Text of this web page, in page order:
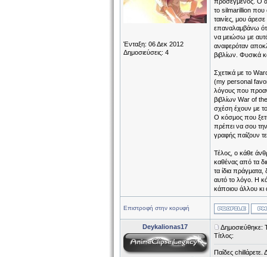
Ένταξη: 06 Δεκ 2012
Δημοσιεύσεις: 4
το silmarillion που
ταινίες, μου
επαναλαμβάνω
να μειώσω με
αναφερόταν
βιβλίων. Φυσικά
Σχετικά με το
(my personal
λόγους που
βιβλίων War of
σχέση έχουν με
Ο κόσμος που
πρέπει να σου
γραφής παίζουν
Τέλος, ο κάθε
καθένας από τα
τα ίδια πράγματα,
αυτό το λόγο. Η
κάποιου άλλου κι
Επιστροφή στην κορυφή
Deykalionas17
Δημοσιεύθηκε:
Τίτλος:
Παίδες